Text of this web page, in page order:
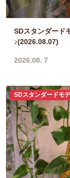
SDスタンダード
♪(2026.08.07)
2026.08. 7
SDスタンダードモ